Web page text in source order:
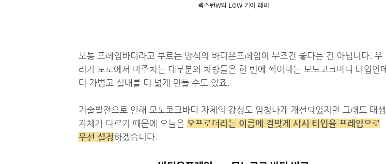
렉스턴W의 LOW 기어 레버
보통 프레임바디라고 부르는 방식의 바디온프레임이 무조건 좋다는 건 아닙니다. 우
리가 도로에서 마주치는 대부분의 차량들은 한 번에 찍어내는 모노코크바디 타입인데
더 가볍고 실내를 더 넓게 만들 수도 있죠.
기술발전으로 인해 모노코크바디 자체의 강성도 엄청나게 개선되었지만 그래도 태생
자체가 다르기 때문에 오늘은 오프로더라는 이름에 걸맞게 샤시 타입을 프레임으로
우선 설정하겠습니다.